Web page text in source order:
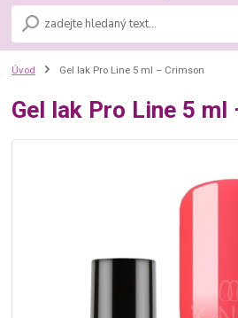
Úvod Gel lak Pro Line 5 ml – Crimson
Gel lak Pro Line 5 ml